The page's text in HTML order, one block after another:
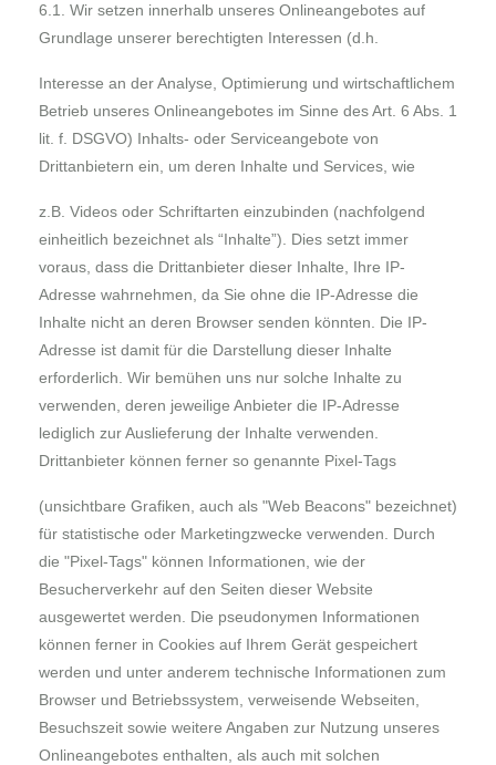
6.1. Wir setzen innerhalb unseres Onlineangebotes auf
Grundlage unserer berechtigten Interessen (d.h.
Interesse an der Analyse, Optimierung und wirtschaftlichem
Betrieb unseres Onlineangebotes im Sinne des Art. 6 Abs. 1
lit. f. DSGVO) Inhalts- oder Serviceangebote von
Drittanbietern ein, um deren Inhalte und Services, wie
z.B. Videos oder Schriftarten einzubinden (nachfolgend
einheitlich bezeichnet als “Inhalte”). Dies setzt immer
voraus, dass die Drittanbieter dieser Inhalte, Ihre IP-
Adresse wahrnehmen, da Sie ohne die IP-Adresse die
Inhalte nicht an deren Browser senden könnten. Die IP-
Adresse ist damit für die Darstellung dieser Inhalte
erforderlich. Wir bemühen uns nur solche Inhalte zu
verwenden, deren jeweilige Anbieter die IP-Adresse
lediglich zur Auslieferung der Inhalte verwenden.
Drittanbieter können ferner so genannte Pixel-Tags
(unsichtbare Grafiken, auch als "Web Beacons" bezeichnet)
für statistische oder Marketingzwecke verwenden. Durch
die "Pixel-Tags" können Informationen, wie der
Besucherverkehr auf den Seiten dieser Website
ausgewertet werden. Die pseudonymen Informationen
können ferner in Cookies auf Ihrem Gerät gespeichert
werden und unter anderem technische Informationen zum
Browser und Betriebssystem, verweisende Webseiten,
Besuchszeit sowie weitere Angaben zur Nutzung unseres
Onlineangebotes enthalten, als auch mit solchen